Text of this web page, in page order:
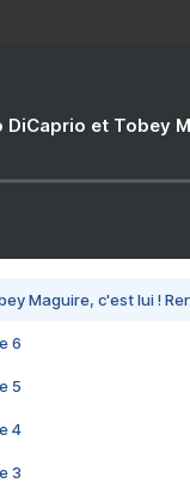
DiCaprio et Tobey
Maguire, c'est lui !
6
5
4
3